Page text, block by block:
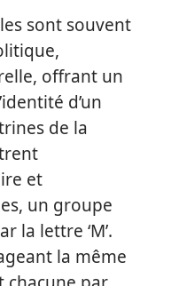
sont souvent
offrant un
d’un
de la
et
un groupe
la lettre ‘M’.
la même